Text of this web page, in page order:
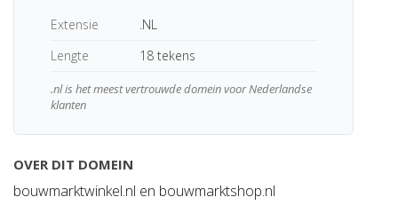
Extensie
.NL
Lengte
18 tekens
.nl is het meest vertrouwde domein voor Nederlandse
klanten
OVER DIT DOMEIN
bouwmarktwinkel.nl en bouwmarktshop.nl